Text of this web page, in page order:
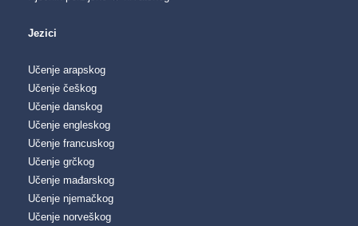
Jezici
Učenje arapskog
Učenje češkog
Učenje danskog
Učenje engleskog
Učenje francuskog
Učenje grčkog
Učenje mađarskog
Učenje njemačkog
Učenje norveškog